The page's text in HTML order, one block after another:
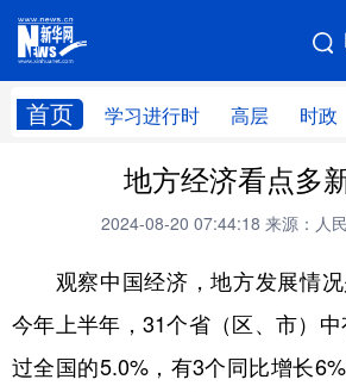
首页 学习进行时 高层 时政
网站地图
高层 时政
财经 网评
台湾 思客智库 全球
科技 科创 量子
文化 书画 健康
地方经济看点多
2024-08-20 07:44:18 来源：人
观察中国经济，地方发展情况
今年上半年，31个省（区、市）
过全国的5.0%，有3个同比增长